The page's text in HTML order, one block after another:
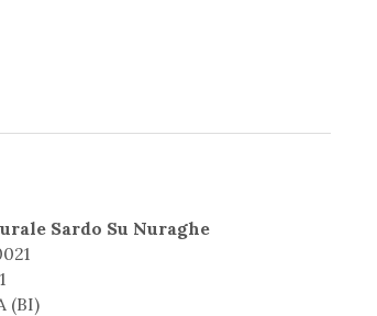
Sardo Su Nuraghe
(BI)